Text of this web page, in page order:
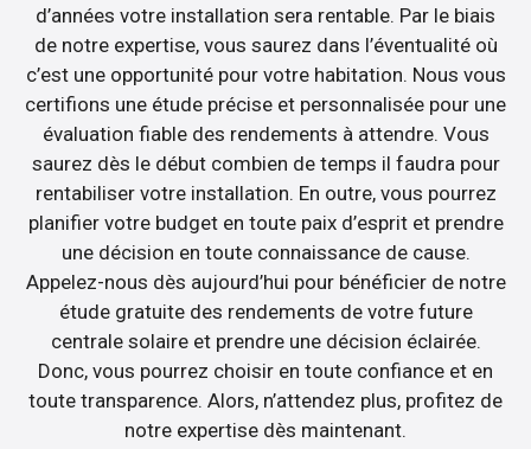
d’années votre installation sera rentable. Par le biais
de notre expertise, vous saurez dans l’éventualité où
c’est une opportunité pour votre habitation. Nous vous
certifions une étude précise et personnalisée pour une
évaluation fiable des rendements à attendre. Vous
saurez dès le début combien de temps il faudra pour
rentabiliser votre installation. En outre, vous pourrez
planifier votre budget en toute paix d’esprit et prendre
une décision en toute connaissance de cause.
Appelez-nous dès aujourd’hui pour bénéficier de notre
étude gratuite des rendements de votre future
centrale solaire et prendre une décision éclairée.
Donc, vous pourrez choisir en toute confiance et en
toute transparence. Alors, n’attendez plus, profitez de
notre expertise dès maintenant.